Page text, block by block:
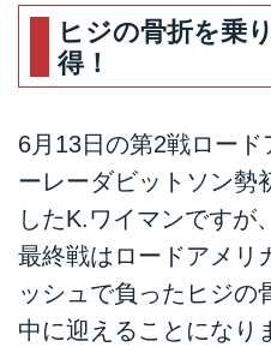
ヒジの骨折を乗
得！
6月13日の第2戦ロー
ーレーダビットソン勢
したK.ワイマンですが
最終戦はロードアメリ
ッシュで負ったヒジの
中に迎えることになり